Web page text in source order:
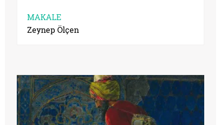
MAKALE
Zeynep Ölçen